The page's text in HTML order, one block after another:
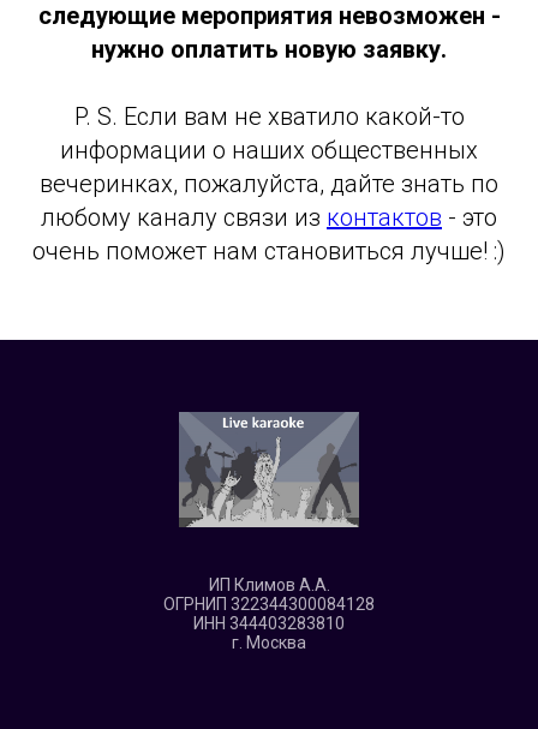
следующие мероприятия невозможен -
нужно оплатить новую заявку.
P. S. Если вам не хватило какой-то
информации о наших общественных
вечеринках, пожалуйста, дайте знать по
любому каналу связи из контактов - это
очень поможет нам становиться лучше! :)
ИП Климов А.А.
ОГРНИП 322344300084128
ИНН 344403283810
г. Москва